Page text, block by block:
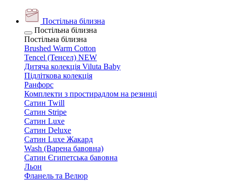
Постільна білизна
Постільна білизна
Постільна білизна
Brushed Warm Cotton
Tencel (Тенсел) NEW
Дитяча колекція Viluta Baby
Підліткова колекція
Ранфорс
Комплекти з простирадлом на резинці
Сатин Twill
Сатин Stripe
Сатин Luxe
Сатин Deluxe
Сатин Luxe Жакард
Wash (Варена бавовна)
Сатин Єгипетська бавовна
Льон
Фланель та Велюр